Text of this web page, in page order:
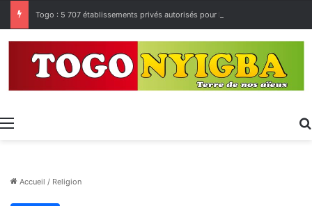
Menu
Accueil / Religion